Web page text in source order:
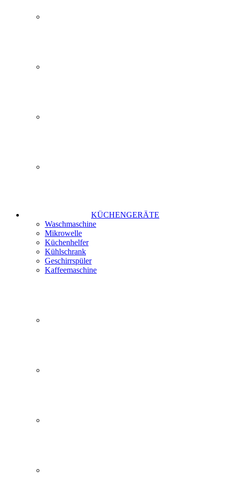
KÜCHENGERÄTE
Waschmaschine
Mikrowelle
Küchenhelfer
Kühlschrank
Geschirrspüler
Kaffeemaschine